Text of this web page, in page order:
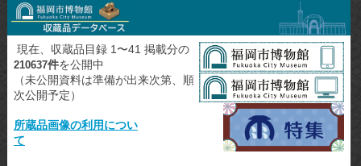
現在、収蔵品目録 1〜41 掲載分の
210637件を公開中
（未公開資料は準備が出来次第、順
次公開予定）
所蔵品画像の利用につい
て